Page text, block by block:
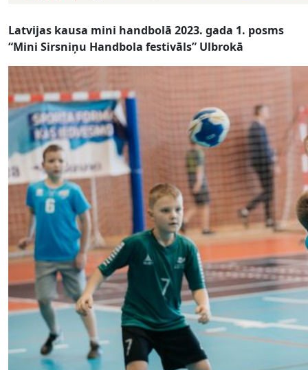
Latvijas kausa mini handbolā 2023. gada 1. posms
“Mini Sirsniņu Handbola festivāls” Ulbrokā